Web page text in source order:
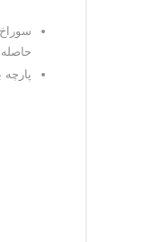
حاصله بیشتر از ۵۰ میلیمتر